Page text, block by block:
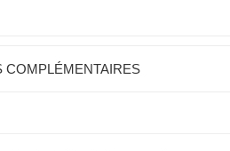
COMPLÉMENTAIRES